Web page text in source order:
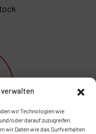
verwalten
wir Technologien wie
oder darauf zuzugreifen.
wir Daten wie das Surfverhalten